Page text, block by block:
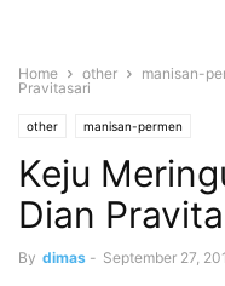
Home other manisan-
Pravitasari
other manisan-permen
Keju
Dian
By dimas - September 27,